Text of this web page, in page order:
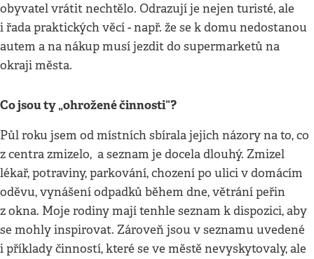
obyvatel vrátit nechtělo. Odrazují je nejen turisté, ale
i řada praktických věcí - např. že se k domu nedostanou
autem a na nákup musí jezdit do supermarketů na
okraji města.
Co jsou ty „ohrožené činnosti“?
Půl roku jsem od místních sbírala jejich názory na to, co
z centra zmizelo, a seznam je docela dlouhý. Zmizel
lékař, potraviny, parkování, chození po ulici v domácím
oděvu, vynášení odpadků během dne, větrání peřin
z okna. Moje rodiny mají tenhle seznam k dispozici, aby
se mohly inspirovat. Zároveň jsou v seznamu uvedené
i příklady činností, které se ve městě nevyskytovaly, ale